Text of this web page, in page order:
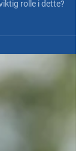
både
rolle i dette?